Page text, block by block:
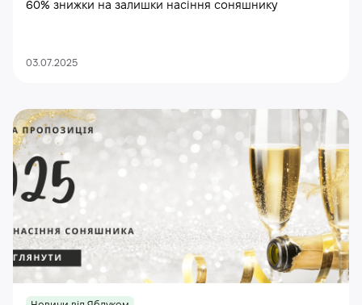
60% знижки на залишки насіння соняшнику
03.07.2025